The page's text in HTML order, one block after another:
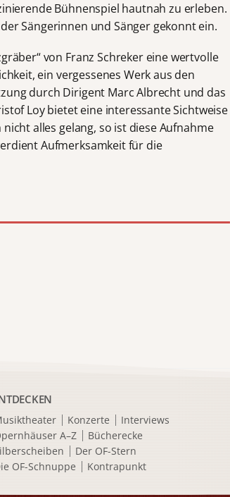
Bühnenspiel hautnah zu erleben.
Sängerinnen und Sänger gekonnt ein.
von Franz Schreker eine wertvolle
ein vergessenes Werk aus den
durch Dirigent Marc Albrecht und das
Loy bietet eine interessante Sichtweise
alles gelang, so ist diese Aufnahme
Aufmerksamkeit für die
Konzerte
Interviews
A–Z
Bücherecke
Der OF-Stern
OF-Schnuppe
Kontrapunkt